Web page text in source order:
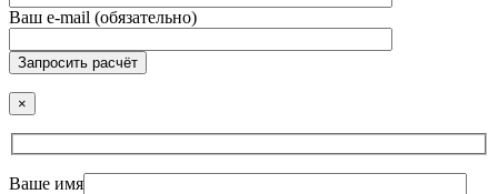
Ваш e-mail (обязательно)
Запросить расчёт
×
Ваше имя